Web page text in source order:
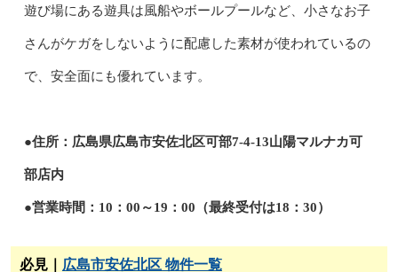
遊び場にある遊具は風船やボールプールなど、小さなお子
さんがケガをしないように配慮した素材が使われているの
で、安全面にも優れています。
●住所：広島県広島市安佐北区可部7-4-13山陽マルナカ可
部店内
●営業時間：10：00～19：00（最終受付は18：30）
必見｜ 広島市安佐北区 物件一覧